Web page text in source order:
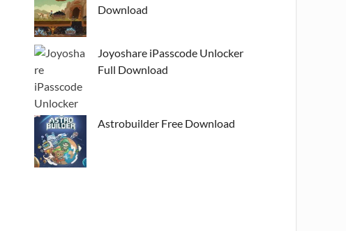
Download
Joyoshare iPasscode Unlocker
Full Download
Astrobuilder Free Download